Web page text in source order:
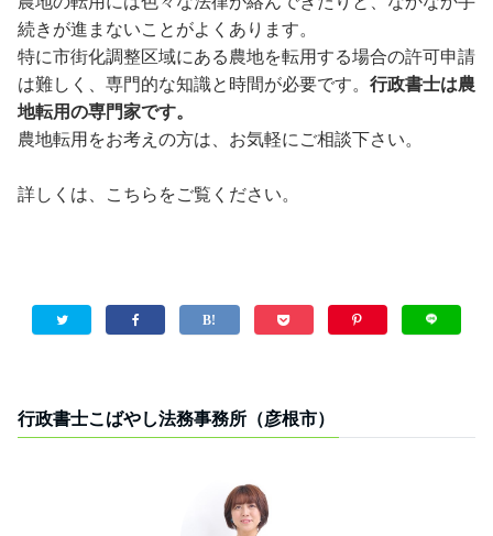
続きが進まないことがよくあります。
特に市街化調整区域にある農地を転用する場合の許可申請
は難しく、専門的な知識と時間が必要です。 行政書士は農
地転用の専門家です。
農地転用をお考えの方は、お気軽にご相談下さい。
詳しくは、こちらをご覧ください。
行政書士こばやし法務事務所（彦根市）